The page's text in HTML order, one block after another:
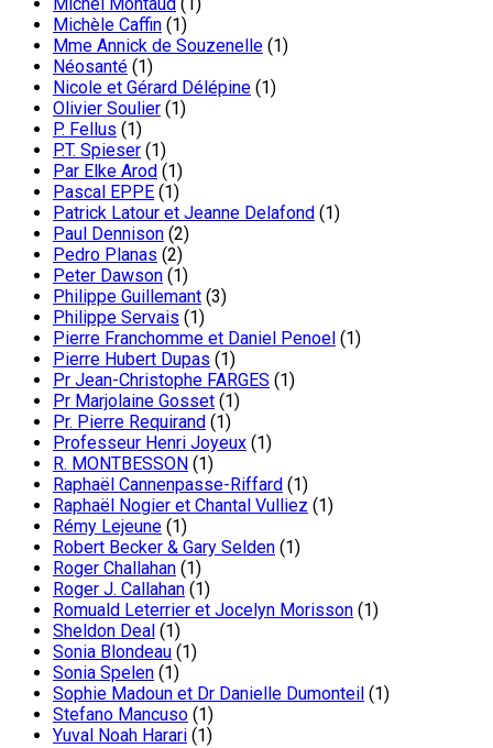
Michèle Caffin (1)
Mme Annick de Souzenelle (1)
Néosanté (1)
Nicole et Gérard Délépine (1)
Olivier Soulier (1)
P. Fellus (1)
P.T. Spieser (1)
Par Elke Arod (1)
Pascal EPPE (1)
Patrick Latour et Jeanne Delafond (1)
Paul Dennison (2)
Pedro Planas (2)
Peter Dawson (1)
Philippe Guillemant (3)
Philippe Servais (1)
Pierre Franchomme et Daniel Penoel (1)
Pierre Hubert Dupas (1)
Pr Jean-Christophe FARGES (1)
Pr Marjolaine Gosset (1)
Pr. Pierre Requirand (1)
Professeur Henri Joyeux (1)
R. MONTBESSON (1)
Raphaël Cannenpasse-Riffard (1)
Raphaël Nogier et Chantal Vulliez (1)
Rémy Lejeune (1)
Robert Becker & Gary Selden (1)
Roger Challahan (1)
Roger J. Callahan (1)
Romuald Leterrier et Jocelyn Morisson (1)
Sheldon Deal (1)
Sonia Blondeau (1)
Sonia Spelen (1)
Sophie Madoun et Dr Danielle Dumonteil (1)
Stefano Mancuso (1)
Yuval Noah Harari (1)